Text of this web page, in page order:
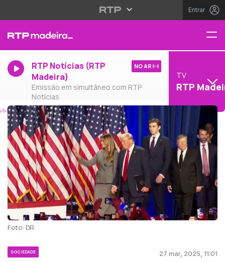
Entrar
RTP Notícias (RTP
Madeira)
Emissão em simultâneo com RTP
Notícias
NO AR
TV
RTP
Foto: DR
SOCIEDADE 27 mar, 2025, 11:01